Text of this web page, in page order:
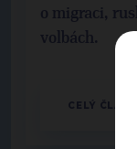
o migraci,
volbách.
CELÝ